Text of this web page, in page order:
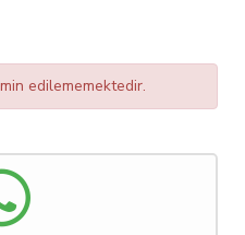
edilememektedir.